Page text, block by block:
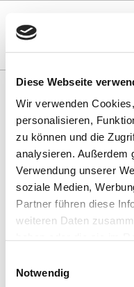
Diese Webseite
Wir verwenden
personalisieren,
zu können und die
analysieren. Außerdem
Verwendung unserer
soziale Medien,
Partner führen diese
weiteren Daten
Cookies, wenn Sie
Notwendig
SAARLAND
NO CONTENT